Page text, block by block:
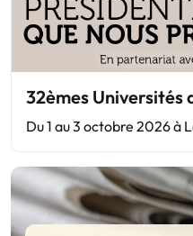
32èmes Universités
Du 1 au 3 octobre 2026 à